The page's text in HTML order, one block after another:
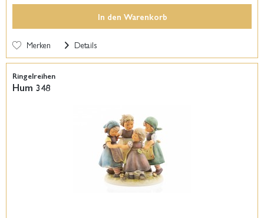
In den Warenkorb
Merken Details
Ringelreihen
Hum 348